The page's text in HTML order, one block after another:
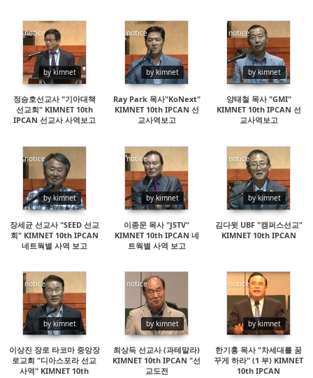
notice
by kimnet
15140
정승호선교사 "기아대책
선교회" KIMNET 10th
IPCAN 선교사 사역보고
notice
by kimnet
18559
Ray Park 목사"KoNext"
KIMNET 10th IPCAN 선
교사역보고
notice
by kimnet
16435
양태철 목사 "GMI"
KIMNET 10th IPCAN 선
교사역보고
notice
by kimnet
90300
장세균 선교사 "SEED 선교
회" KIMNET 10th IPCAN
네트웍별 사역 보고
notice
by kimnet
42219
이종문 목사 "JSTV"
KIMNET 10th IPCAN 네
트웍별 사역 보고
notice
by kimnet
18660
김다윗 UBF "캠퍼스선교"
KIMNET 10th IPCAN
notice
by kimnet
29162
이상진 장로 타코마 중앙장
로교회 "디아스포라 선교
사역" KIMNET 10th
notice
by kimnet
16271
최상득 선교사 (과테말라)
KIMNET 10th IPCAN "선
교도전
notice
by kimnet
45617
한기홍 목사 "차세대를 꿈
꾸게 하라" (1 부) KIMNET
10th IPCAN